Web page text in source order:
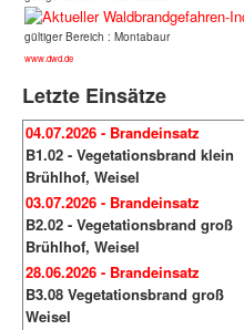
gültiger Bereich : Montabaur
www.dwd.de
Letzte Einsätze
04.07.2026 - Brandeinsatz
B1.02 - Vegetationsbrand klein
Brühlhof, Weisel
03.07.2026 - Brandeinsatz
B2.02 - Vegetationsbrand groß
Brühlhof, Weisel
28.06.2026 - Brandeinsatz
B3.08 Vegetationsbrand groß
Weisel